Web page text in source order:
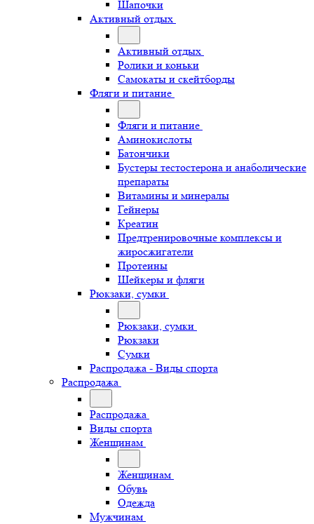
Шапочки
Активный отдых
Активный отдых
Ролики и коньки
Самокаты и скейтборды
Фляги и питание
Фляги и питание
Аминокислоты
Батончики
Бустеры тестостерона и анаболические
препараты
Витамины и минералы
Гейнеры
Креатин
Предтренировочные комплексы и
жиросжигатели
Протеины
Шейкеры и фляги
Рюкзаки, сумки
Рюкзаки, сумки
Рюкзаки
Сумки
Распродажа - Виды спорта
Распродажа
Распродажа
Виды спорта
Женщинам
Женщинам
Обувь
Одежда
Мужчинам